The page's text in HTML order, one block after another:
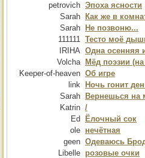
petrovich Эпоха ясности
Sarah
Как же в
Sarah
Не позвоню...
111111 Тесто моё
IRIHA Одна осенняя
Volcha Мёд поэзии
Keeper-of-heaven Об игре
link
Ночь гонит
Sarah
Вернешься на
Katrin /
Ed
Ёлочный сок
ole нечётная
geen Одеваюсь
Libelle розовые очки